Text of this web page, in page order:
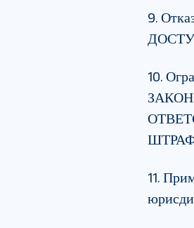
9.
10.
11.